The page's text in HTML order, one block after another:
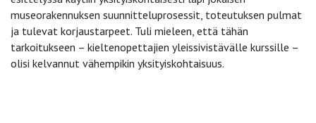
museorakennuksen suunnitteluprosessit, toteutuksen pulmat
ja tulevat korjaustarpeet. Tuli mieleen, että tähän
tarkoitukseen – kieltenopettajien yleissivistävälle kurssille –
olisi kelvannut vähempikin yksityiskohtaisuus.